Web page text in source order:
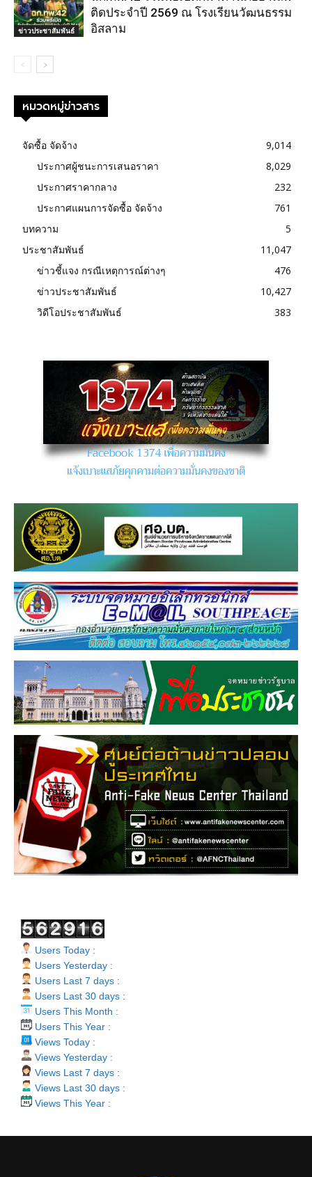
ข่าวประชาสัมพันธ์
ติดประจำปี 2569 ณ โรงเรียนวัฒนธรรม
อิสลาม
หมวดหมู่ข่าวสาร
จัดซื้อ จัดจ้าง
9,014
ประกาศผู้ชนะการเสนอราคา
8,029
ประกาศราคากลาง
232
ประกาศแผนการจัดซื้อ จัดจ้าง
761
บทความ
5
ประชาสัมพันธ์
11,047
ข่าวชี้แจง กรณีเหตุการณ์ต่างๆ
476
ข่าวประชาสัมพันธ์
10,427
วิดีโอประชาสัมพันธ์
383
Users Today :
Users Yesterday :
Users Last 7 days :
Users Last 30 days :
Users This Month :
Users This Year :
Views Today :
Views Yesterday :
Views Last 7 days :
Views Last 30 days :
Views This Year :